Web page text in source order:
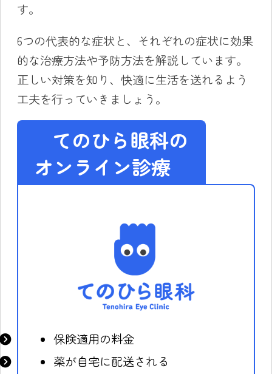
す。
6つの代表的な症状と、それぞれの症状に効果
的な治療方法や予防方法を解説しています。
正しい対策を知り、快適に生活を送れるよう
工夫を行っていきましょう。
てのひら眼科の
オンライン診療
保険適用の料金
薬が自宅に配送される